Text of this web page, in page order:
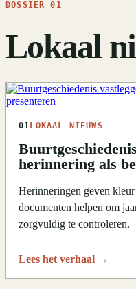
DOSSIER 01
Lokaal
01 LOKAAL NIEUWS
herinnering als
Herinneringen geven
documenten helpen om
zorgvuldig te controleren.
Lees het verhaal →